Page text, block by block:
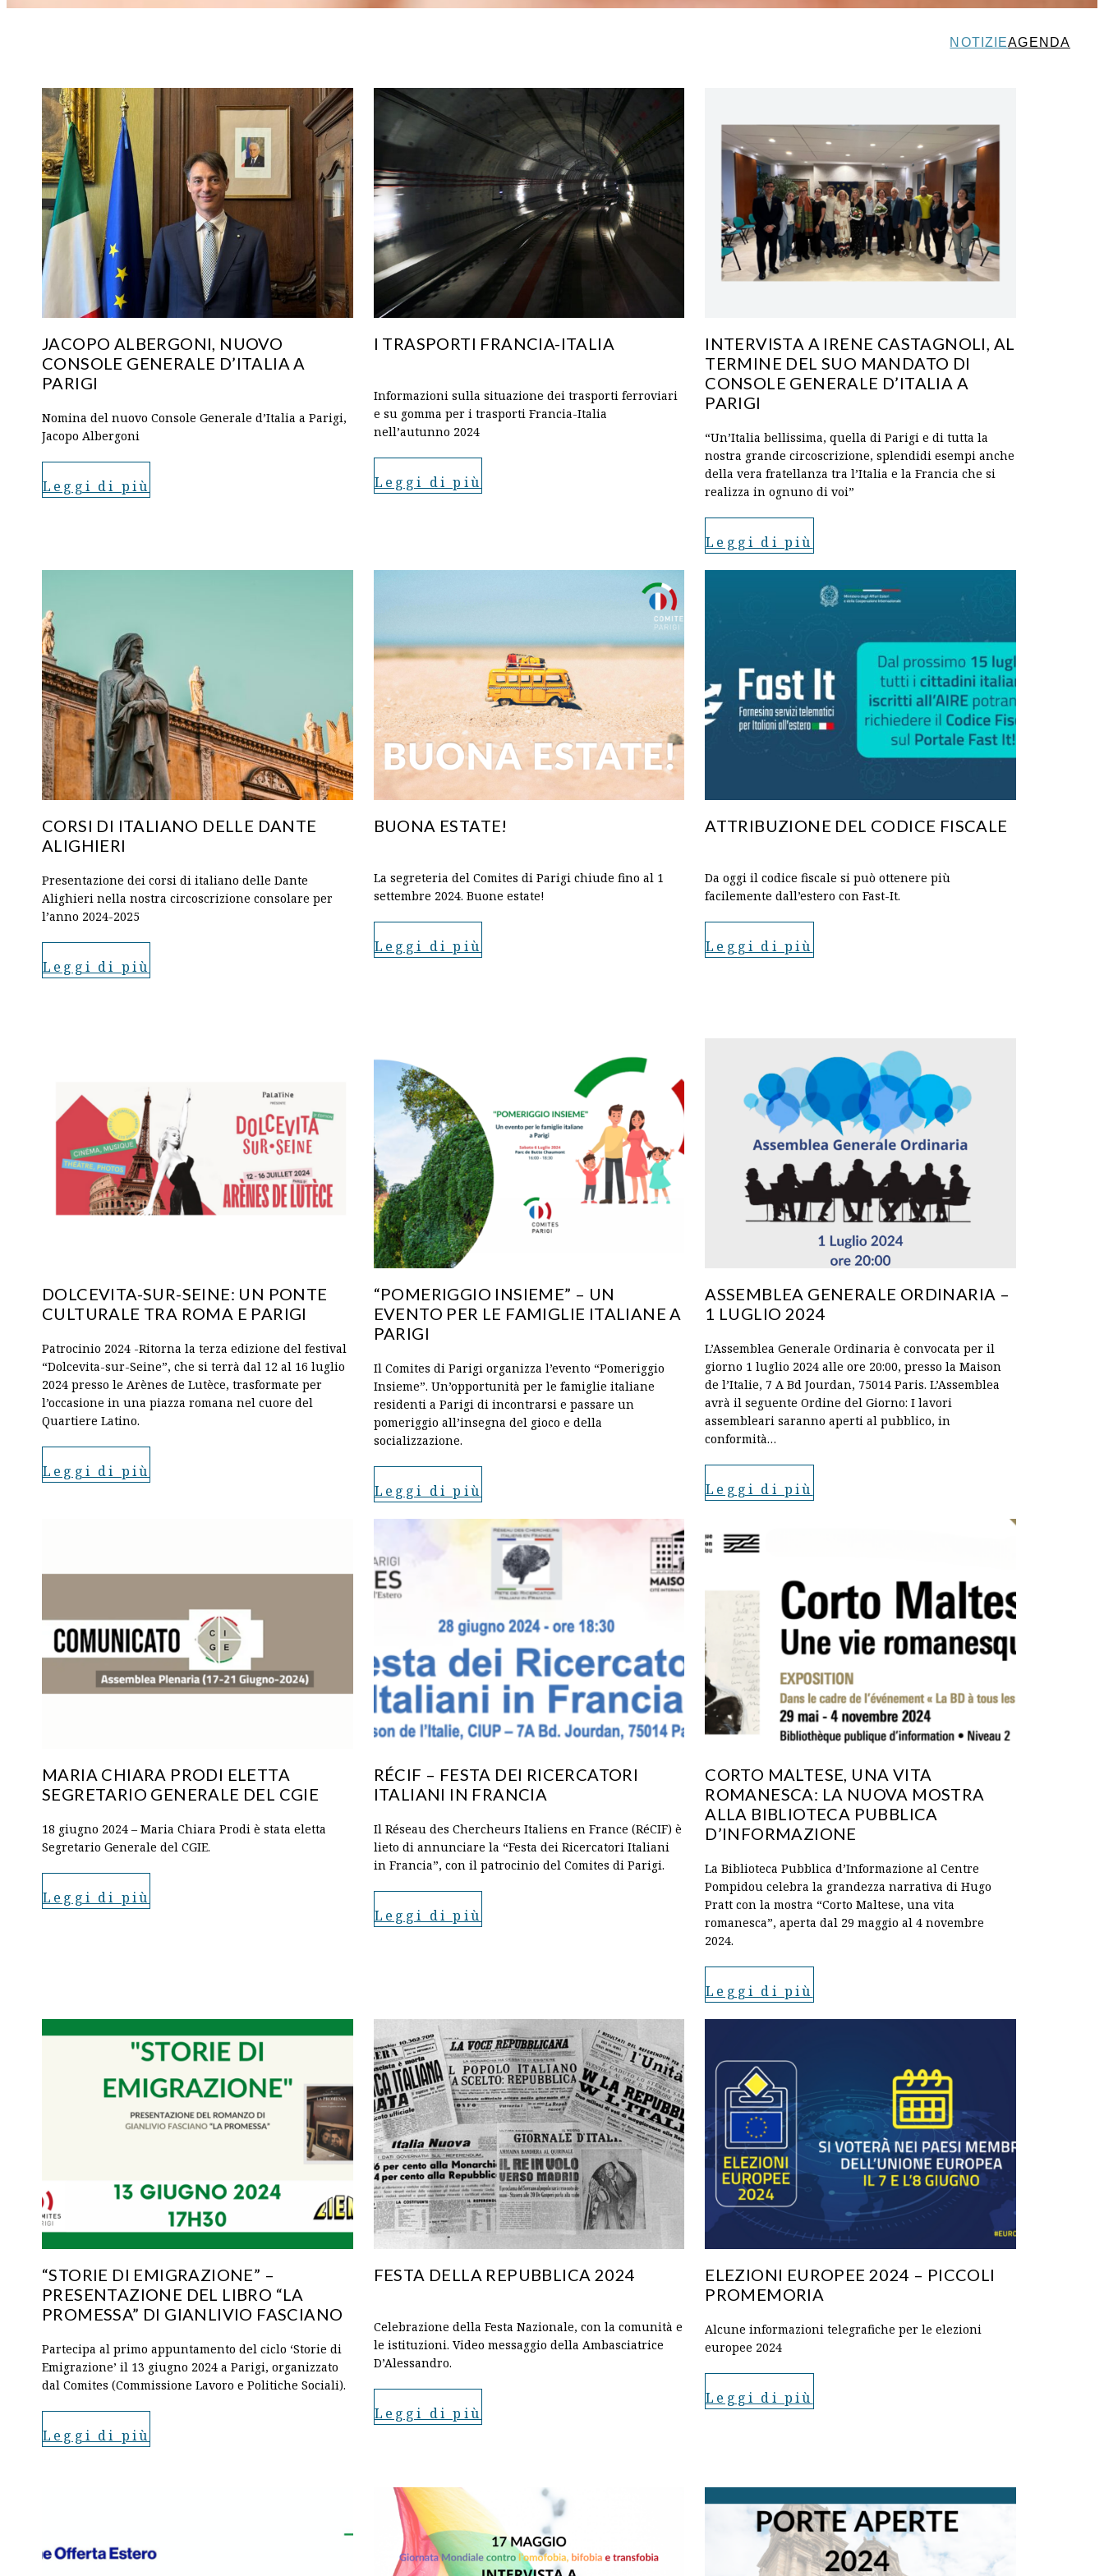
NOTIZIEAGENDA
JACOPO ALBERGONI, NUOVO
CONSOLE GENERALE D’ITALIA A
PARIGI
Nomina del nuovo Console Generale d’Italia a Parigi,
Jacopo Albergoni
Leggi di più
I TRASPORTI FRANCIA-ITALIA
Informazioni sulla situazione dei trasporti ferroviari
e su gomma per i trasporti Francia-Italia
nell’autunno 2024
Leggi di più
INTERVISTA A IRENE CASTAGNOLI, AL
TERMINE DEL SUO MANDATO DI
CONSOLE GENERALE D’ITALIA A
PARIGI
“Un’Italia bellissima, quella di Parigi e di tutta la
nostra grande circoscrizione, splendidi esempi anche
della vera fratellanza tra l’Italia e la Francia che si
realizza in ognuno di voi”
Leggi di più
CORSI DI ITALIANO DELLE DANTE
ALIGHIERI
Presentazione dei corsi di italiano delle Dante
Alighieri nella nostra circoscrizione consolare per
l’anno 2024-2025
Leggi di più
BUONA ESTATE!
La segreteria del Comites di Parigi chiude fino al 1
settembre 2024. Buone estate!
Leggi di più
ATTRIBUZIONE DEL CODICE FISCALE
Da oggi il codice fiscale si può ottenere più
facilemente dall’estero con Fast-It.
Leggi di più
DOLCEVITA-SUR-SEINE: UN PONTE
CULTURALE TRA ROMA E PARIGI
Patrocinio 2024 -Ritorna la terza edizione del festival
“Dolcevita-sur-Seine”, che si terrà dal 12 al 16 luglio
2024 presso le Arènes de Lutèce, trasformate per
l’occasione in una piazza romana nel cuore del
Quartiere Latino.
Leggi di più
“POMERIGGIO INSIEME” – UN
EVENTO PER LE FAMIGLIE ITALIANE A
PARIGI
Il Comites di Parigi organizza l’evento “Pomeriggio
Insieme”. Un’opportunità per le famiglie italiane
residenti a Parigi di incontrarsi e passare un
pomeriggio all’insegna del gioco e della
socializzazione.
Leggi di più
ASSEMBLEA GENERALE ORDINARIA –
1 LUGLIO 2024
L’Assemblea Generale Ordinaria è convocata per il
giorno 1 luglio 2024 alle ore 20:00, presso la Maison
de l’Italie, 7 A Bd Jourdan, 75014 Paris. L’Assemblea
avrà il seguente Ordine del Giorno: I lavori
assembleari saranno aperti al pubblico, in
conformità…
Leggi di più
MARIA CHIARA PRODI ELETTA
SEGRETARIO GENERALE DEL CGIE
18 giugno 2024 – Maria Chiara Prodi è stata eletta
Segretario Generale del CGIE.
Leggi di più
RÉCIF – FESTA DEI RICERCATORI
ITALIANI IN FRANCIA
Il Réseau des Chercheurs Italiens en France (RéCIF) è
lieto di annunciare la “Festa dei Ricercatori Italiani
in Francia”, con il patrocinio del Comites di Parigi.
Leggi di più
CORTO MALTESE, UNA VITA
ROMANESCA: LA NUOVA MOSTRA
ALLA BIBLIOTECA PUBBLICA
D’INFORMAZIONE
La Biblioteca Pubblica d’Informazione al Centre
Pompidou celebra la grandezza narrativa di Hugo
Pratt con la mostra “Corto Maltese, una vita
romanesca”, aperta dal 29 maggio al 4 novembre
2024.
Leggi di più
“STORIE DI EMIGRAZIONE” –
PRESENTAZIONE DEL LIBRO “LA
PROMESSA” DI GIANLIVIO FASCIANO
Partecipa al primo appuntamento del ciclo ‘Storie di
Emigrazione’ il 13 giugno 2024 a Parigi, organizzato
dal Comites (Commissione Lavoro e Politiche Sociali).
Leggi di più
FESTA DELLA REPUBBLICA 2024
Celebrazione della Festa Nazionale, con la comunità e
le istituzioni. Video messaggio della Ambasciatrice
D’Alessandro.
Leggi di più
ELEZIONI EUROPEE 2024 – PICCOLI
PROMEMORIA
Alcune informazioni telegrafiche per le elezioni
europee 2024
Leggi di più